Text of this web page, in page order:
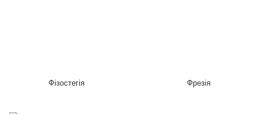
Фізостегія Фрезія